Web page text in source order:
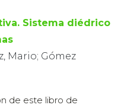
Sistema diédrico
Mario; Gómez
de este libro de